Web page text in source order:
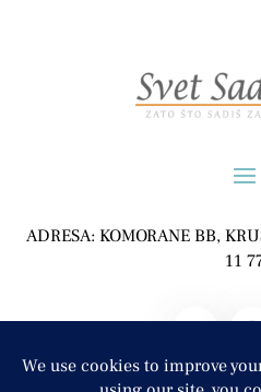
ADRESA: KOMORANE BB,
11